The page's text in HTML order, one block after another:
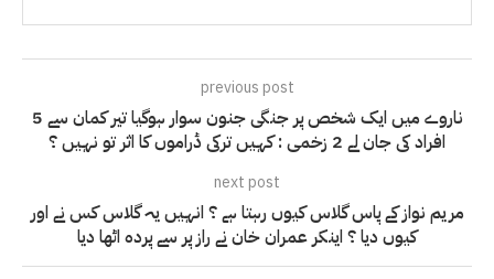
previous post
ناروے میں ایک شخص پر جنگی جنون سوار ہوگیا تیر کمان سے 5
افراد کی جان لے 2 زخمی : کہیں ترکی ڈراموں کا اثر تو نہیں ؟
next post
مریم نواز کے پاس گلاس کیوں رہتا ہے ؟ انہیں یہ گلاس کس نے اور
کیوں دیا ؟ اینکر عمران خان نے راز پر سے پردہ اٹھا دیا